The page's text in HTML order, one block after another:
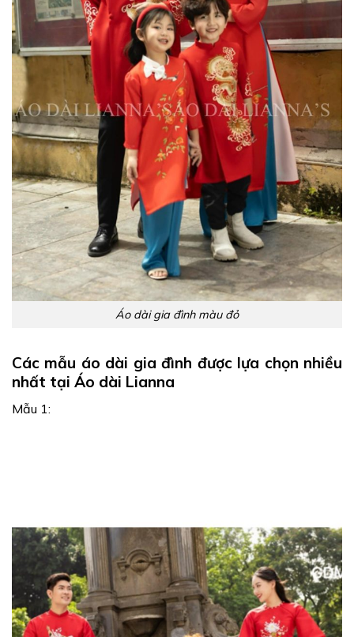
Áo dài gia đình màu đỏ
Các mẫu áo dài gia đình được lựa chọn nhiều
nhất tại Áo dài Lianna
Mẫu 1: